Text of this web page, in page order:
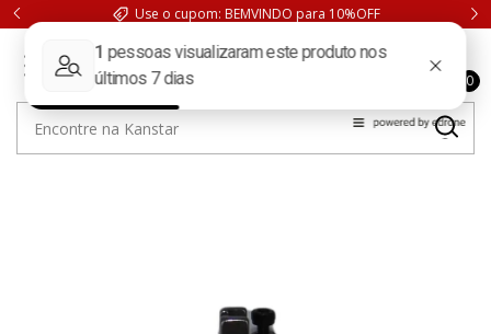
Use o cupom: BEMVINDO para 10%OFF
0